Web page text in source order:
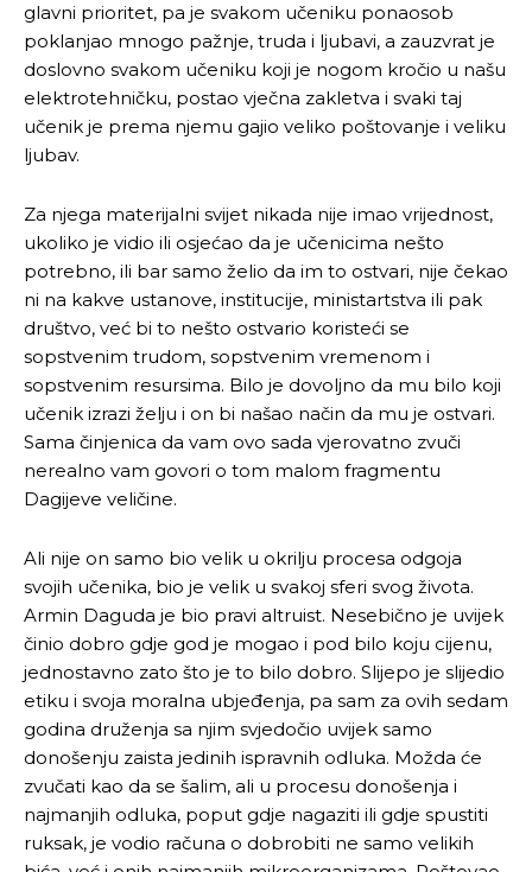
glavni prioritet, pa je svakom učeniku ponaosob
poklanjao mnogo pažnje, truda i ljubavi, a zauzvrat je
doslovno svakom učeniku koji je nogom kročio u našu
elektrotehničku, postao vječna zakletva i svaki taj
učenik je prema njemu gajio veliko poštovanje i veliku
ljubav.
Za njega materijalni svijet nikada nije imao vrijednost,
ukoliko je vidio ili osjećao da je učenicima nešto
potrebno, ili bar samo želio da im to ostvari, nije čekao
ni na kakve ustanove, institucije, ministartstva ili pak
društvo, već bi to nešto ostvario koristeći se
sopstvenim trudom, sopstvenim vremenom i
sopstvenim resursima. Bilo je dovoljno da mu bilo koji
učenik izrazi želju i on bi našao način da mu je ostvari.
Sama činjenica da vam ovo sada vjerovatno zvuči
nerealno vam govori o tom malom fragmentu
Dagijeve veličine.
Ali nije on samo bio velik u okrilju procesa odgoja
svojih učenika, bio je velik u svakoj sferi svog života.
Armin Daguda je bio pravi altruist. Nesebično je uvijek
činio dobro gdje god je mogao i pod bilo koju cijenu,
jednostavno zato što je to bilo dobro. Slijepo je slijedio
etiku i svoja moralna ubjeđenja, pa sam za ovih sedam
godina druženja sa njim svjedočio uvijek samo
donošenju zaista jedinih ispravnih odluka. Možda će
zvučati kao da se šalim, ali u procesu donošenja i
najmanjih odluka, poput gdje nagaziti ili gdje spustiti
ruksak, je vodio računa o dobrobiti ne samo velikih